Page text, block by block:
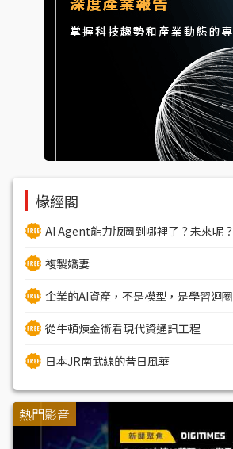
椽經閣
AI Agent能力版圖到哪裡了？未來呢？
複製嬌妻
企業的AI資產，不是模型，是學習迴圈
從牛頓煉金術看現代資通訊工程
日本JR南武線的昔日風華
熱門影音